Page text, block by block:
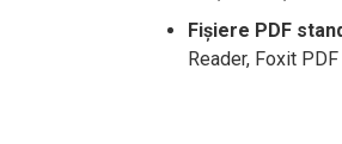
Fișiere PDF
Reader, Foxit